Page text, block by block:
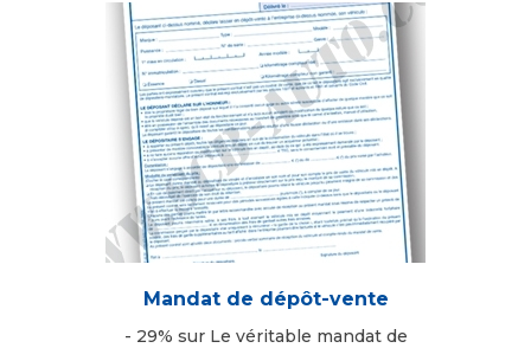
Mandat de dépôt-vente
- 29% sur Le véritable mandat de